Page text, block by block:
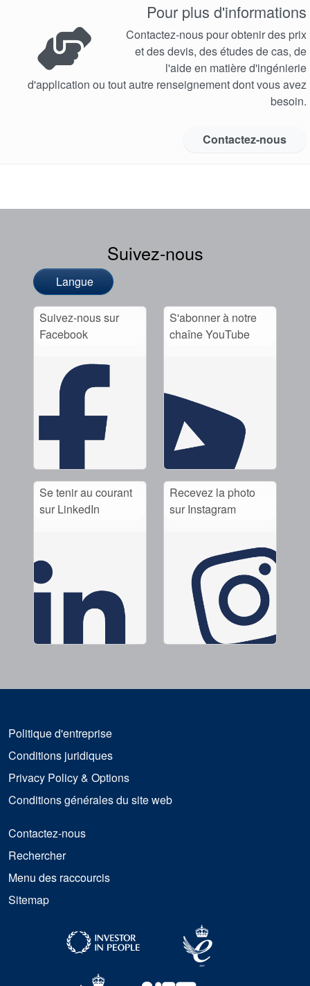
Pour plus d'informations
Contactez-nous pour obtenir des prix
et des devis, des études de cas, de
l'aide en matière d'ingénierie
d'application ou tout autre renseignement dont vous avez
besoin.
Contactez-nous
Suivez-nous
Langue
Suivez-nous sur
Facebook
S'abonner à notre
chaîne YouTube
Se tenir au courant
sur LinkedIn
Recevez la photo
sur Instagram
Politique d'entreprise
Conditions juridiques
Privacy Policy & Options
Conditions générales du site web
Contactez-nous
Rechercher
Menu des raccourcis
Sitemap